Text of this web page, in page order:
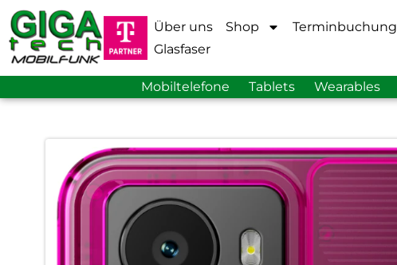
Über uns Shop Terminbuchung
Glasfaser
Mobiltelefone Tablets Wearables